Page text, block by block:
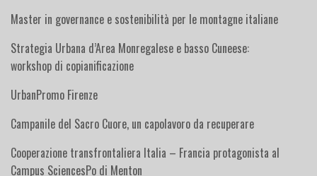
Master in governance e sostenibilità per le montagne italiane
Strategia Urbana d’Area Monregalese e basso Cuneese:
workshop di copianificazione
UrbanPromo Firenze
Campanile del Sacro Cuore, un capolavoro da recuperare
Cooperazione transfrontaliera Italia – Francia protagonista al
Campus SciencesPo di Menton